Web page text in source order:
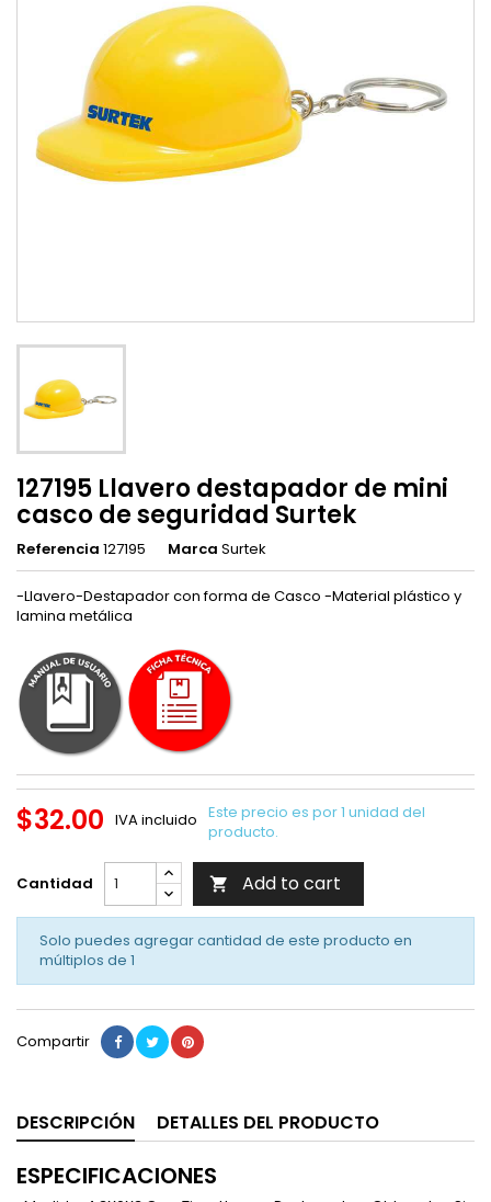
127195 Llavero destapador de mini
casco de seguridad Surtek
Referencia 127195 Marca Surtek
-Llavero-Destapador con forma de Casco -Material plástico y
lamina metálica
$32.00 IVA incluido Este precio es por 1 unidad del
producto.
Cantidad  Add to cart
Solo puedes agregar cantidad de este producto en
múltiplos de 1
Compartir
DESCRIPCIÓN DETALLES DEL PRODUCTO
ESPECIFICACIONES